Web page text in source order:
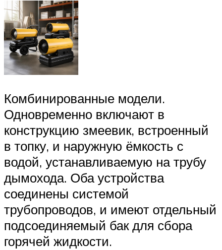
Комбинированные модели.
Одновременно включают в
конструкцию змеевик, встроенный
в топку, и наружную ёмкость с
водой, устанавливаемую на трубу
дымохода. Оба устройства
соединены системой
трубопроводов, и имеют отдельный
подсоединяемый бак для сбора
горячей жидкости.